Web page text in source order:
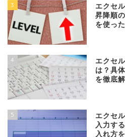
3
エクセ
昇降順
を使っ
4
エクセ
は？具
を徹底
5
エクセ
入力す
入れ方